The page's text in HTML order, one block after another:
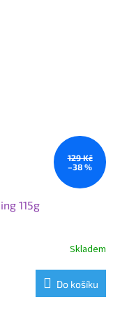
129 Kč
–38 %
115g
Skladem
Do košíku